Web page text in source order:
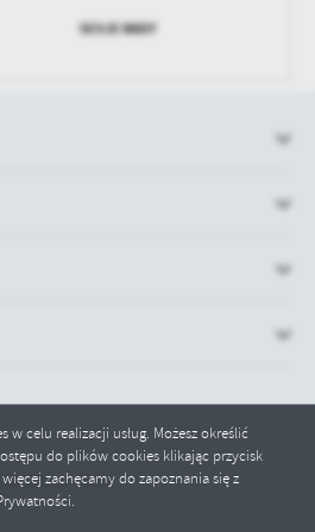
celu realizacji usług. Możesz określić
do plików cookies klikając przycisk
zachęcamy do zapoznania się z
SESJE RADY
70559